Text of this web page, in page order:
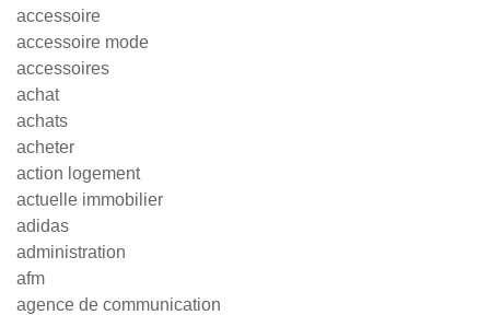
accessoire
accessoire mode
accessoires
achat
achats
acheter
action logement
actuelle immobilier
adidas
administration
afm
agence de communication